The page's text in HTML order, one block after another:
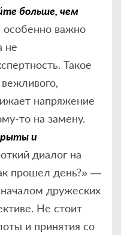
больше, чем
важно
не
Такое
напряжение
то на замену.
и
диалог на
прошел день?» —
дружеских
Не стоит
и принятия со